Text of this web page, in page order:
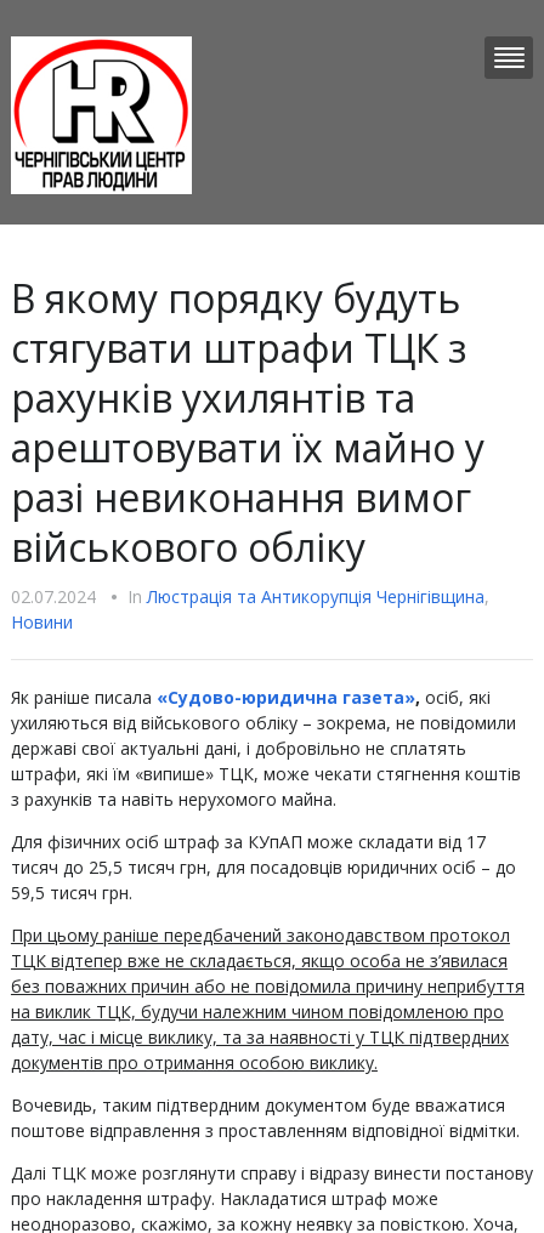
В якому порядку будуть
стягувати штрафи ТЦК з
рахунків ухилянтів та
арештовувати їх майно у
разі невиконання вимог
військового обліку
02.07.2024 • InЛюстрацiя та Антикорупцiя Чернігівщина,
Новини
Як раніше писала «Судово-юридична газета», осіб, які
ухиляються від військового обліку – зокрема, не повідомили
державі свої актуальні дані, і добровільно не сплатять
штрафи, які їм «випише» ТЦК, може чекати стягнення коштів
з рахунків та навіть нерухомого майна.
Для фізичних осіб штраф за КУпАП може складати від 17
тисяч до 25,5 тисяч грн, для посадовців юридичних осіб – до
59,5 тисяч грн.
При цьому раніше передбачений законодавством протокол
ТЦК відтепер вже не складається, якщо особа не з’явилася
без поважних причин або не повідомила причину неприбуття
на виклик ТЦК, будучи належним чином повідомленою про
дату, час і місце виклику, та за наявності у ТЦК підтвердних
документів про отримання особою виклику.
Вочевидь, таким підтвердним документом буде вважатися
поштове відправлення з проставленням відповідної відмітки.
Далі ТЦК може розглянути справу і відразу винести постанову
про накладення штрафу. Накладатися штраф може
неодноразово, скажімо, за кожну неявку за повісткою. Хоча,